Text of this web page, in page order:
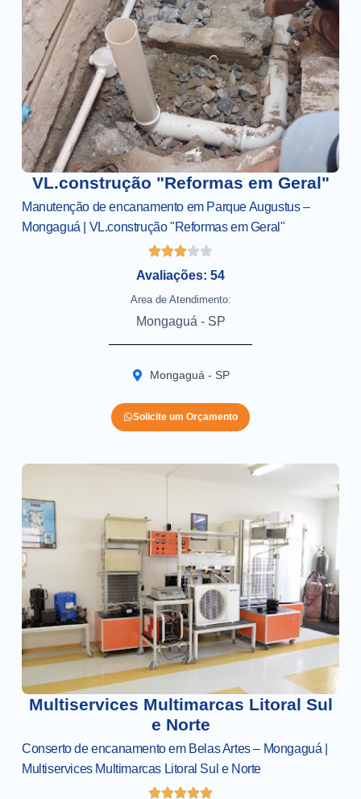
VL.construção "Reformas em Geral"
Manutenção de encanamento em Parque Augustus –
Mongaguá | VL.construção "Reformas em Geral"
Avaliações: 54
Area de Atendimento:
Mongaguá - SP
Mongaguá - SP
Solicite um Orçamento
Multiservices Multimarcas Litoral Sul
e Norte
Conserto de encanamento em Belas Artes – Mongaguá |
Multiservices Multimarcas Litoral Sul e Norte